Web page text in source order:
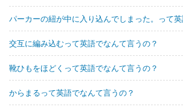
パーカーの紐が中に入り込んでしまった。って
交互に編み込むって英語でなんて言うの？
靴ひもをほどくって英語でなんて言うの？
からまるって英語でなんて言うの？